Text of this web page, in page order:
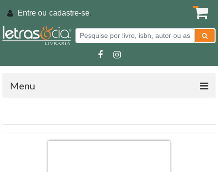
Entre ou cadastre-se.
Menu